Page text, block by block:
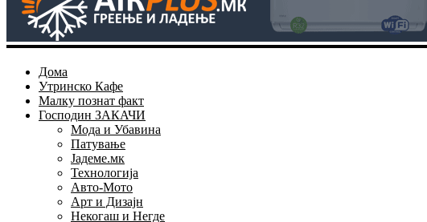
Дома
Утринско Кафе
Малку познат факт
Господин ЗАКАЧИ
Мода и Убавина
Патување
Јадеме.мк
Технологија
Авто-Мото
Арт и Дизајн
Некогаш и Негде